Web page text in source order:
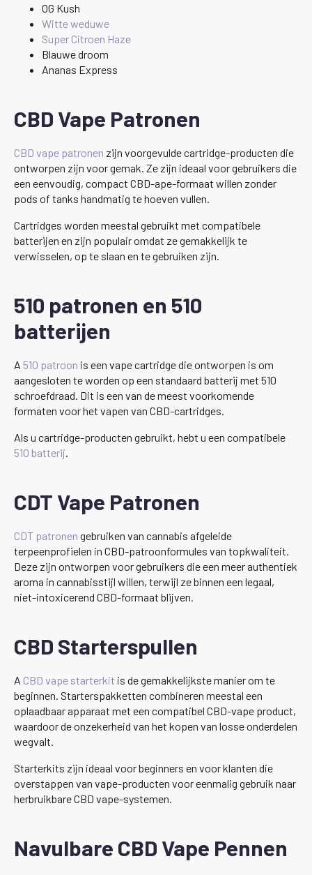
OG Kush
Witte weduwe
Super Citroen Haze
Blauwe droom
Ananas Express
CBD Vape Patronen
CBD vape patronen zijn voorgevulde cartridge-producten die
ontworpen zijn voor gemak. Ze zijn ideaal voor gebruikers die
een eenvoudig, compact CBD-ape-formaat willen zonder
pods of tanks handmatig te hoeven vullen.
Cartridges worden meestal gebruikt met compatibele
batterijen en zijn populair omdat ze gemakkelijk te
verwisselen, op te slaan en te gebruiken zijn.
510 patronen en 510
batterijen
A 510 patroon is een vape cartridge die ontworpen is om
aangesloten te worden op een standaard batterij met 510
schroefdraad. Dit is een van de meest voorkomende
formaten voor het vapen van CBD-cartridges.
Als u cartridge-producten gebruikt, hebt u een compatibele
510 batterij.
CDT Vape Patronen
CDT patronen gebruiken van cannabis afgeleide
terpeenprofielen in CBD-patroonformules van topkwaliteit.
Deze zijn ontworpen voor gebruikers die een meer authentiek
aroma in cannabisstijl willen, terwijl ze binnen een legaal,
niet-intoxicerend CBD-formaat blijven.
CBD Starterspullen
A CBD vape starterkit is de gemakkelijkste manier om te
beginnen. Starterspakketten combineren meestal een
oplaadbaar apparaat met een compatibel CBD-vape product,
waardoor de onzekerheid van het kopen van losse onderdelen
wegvalt.
Starterkits zijn ideaal voor beginners en voor klanten die
overstappen van vape-producten voor eenmalig gebruik naar
herbruikbare CBD vape-systemen.
Navulbare CBD Vape Pennen